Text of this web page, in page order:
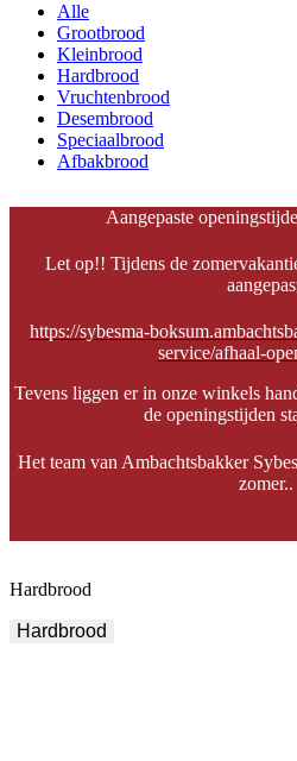
Alle
Grootbrood
Kleinbrood
Hardbrood
Vruchtenbrood
Desembrood
Speciaalbrood
Afbakbrood
Aangepaste
Let op!! Tijdens de
https://sybesma-
service/afhaal-
Tevens liggen er in onze winkels
de openingstijden
Het team van Ambachtsbakker
zomer..
Hardbrood
Hardbrood